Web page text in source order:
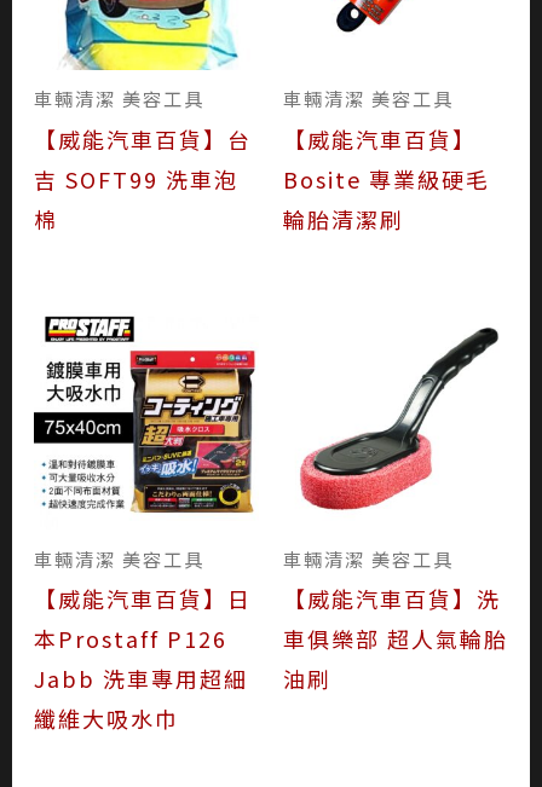
車輛清潔 美容工具
【威能汽車百貨】台
吉 SOFT99 洗車泡
棉
車輛清潔 美容工具
【威能汽車百貨】
Bosite 專業級硬毛
輪胎清潔刷
車輛清潔 美容工具
【威能汽車百貨】日
本Prostaff P126
Jabb 洗車專用超細
纖維大吸水巾
車輛清潔 美容工具
【威能汽車百貨】洗
車俱樂部 超人氣輪胎
油刷